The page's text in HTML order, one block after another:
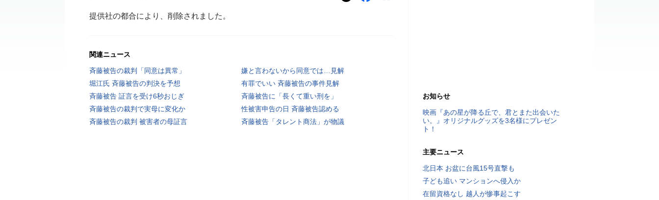
提供社の都合により、削除されました。
関連ニュース
斉藤被告の裁判「同意は異常」
嫌と言わないから同意では…見解
堀江氏 斉藤被告の判決を予想
有罪でいい 斉藤被告の事件見解
斉藤被告 証言を受け6秒おじぎ
斉藤被告に「長くて重い刑を」
斉藤被告の裁判で実母に変化か
性被害申告の日 斉藤被告認める
斉藤被告の裁判 被害者の母証言
斉藤被告「タレント商法」が物議
お知らせ
映画『あの星が降る丘で、君とまた出会いた
い。』オリジナルグッズを3名様にプレゼン
ト！
主要ニュース
北日本 お盆に台風15号直撃も
子ども追い マンションへ侵入か
在留資格なし 越人が惨事起こす